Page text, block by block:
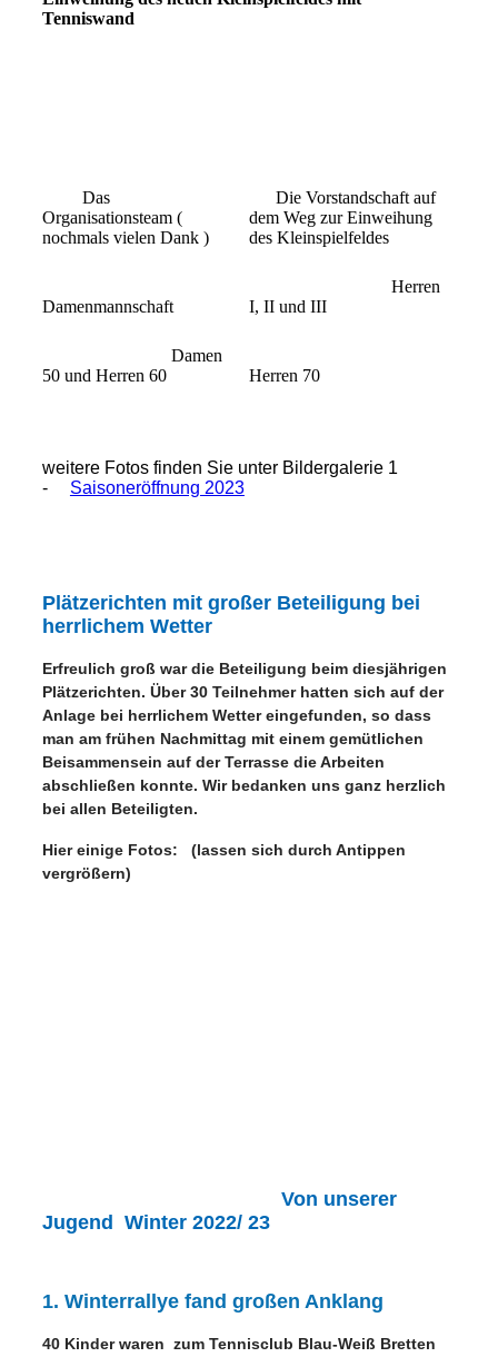
Tenniswand
Das
Organisationsteam (
nochmals vielen Dank )
Die Vorstandschaft auf
dem Weg zur Einweihung
des Kleinspielfeldes
Damenmannschaft
Herren
I, II und III
Damen
50 und Herren 60
Herren 70
weitere Fotos finden Sie unter Bildergalerie 1
- Saisoneröffnung 2023
Plätzerichten mit großer Beteiligung bei
herrlichem Wetter
Erfreulich groß war die Beteiligung beim diesjährigen
Plätzerichten. Über 30 Teilnehmer hatten sich auf der
Anlage bei herrlichem Wetter eingefunden, so dass
man am frühen Nachmittag mit einem gemütlichen
Beisammensein auf der Terrasse die Arbeiten
abschließen konnte. Wir bedanken uns ganz herzlich
bei allen Beteiligten.
Hier einige Fotos: (lassen sich durch Antippen
vergrößern)
Von unserer
Jugend Winter 2022/ 23
1. Winterrallye fand großen Anklang
40 Kinder waren zum Tennisclub Blau-Weiß Bretten